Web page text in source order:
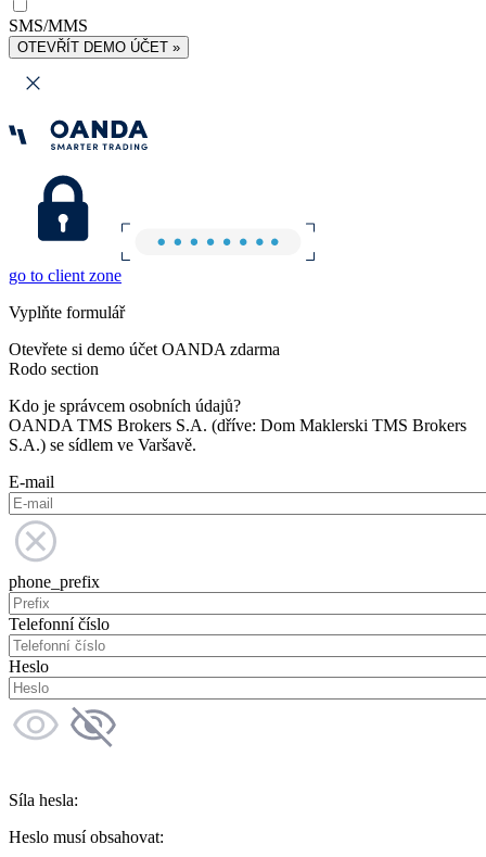
SMS/MMS
OTEVŘÍT DEMO ÚČET »
go to client zone
Vyplňte formulář
Otevřete si demo účet OANDA zdarma
Rodo section
Kdo je správcem osobních údajů?
OANDA TMS Brokers S.A. (dříve: Dom Maklerski TMS Brokers
S.A.) se sídlem ve Varšavě.
E-mail
phone_prefix
Telefonní číslo
Heslo
Síla hesla:
Heslo musí obsahovat: